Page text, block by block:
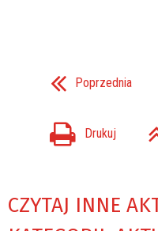
Poprzednia
Drukuj
CZYTAJ INNE